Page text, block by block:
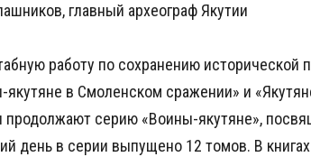
главный археограф Якутии
работу по сохранению исторической
якутяне в Смоленском сражении» и
серию «Воины-якутяне»,
день в серии выпущено 12 томов. В